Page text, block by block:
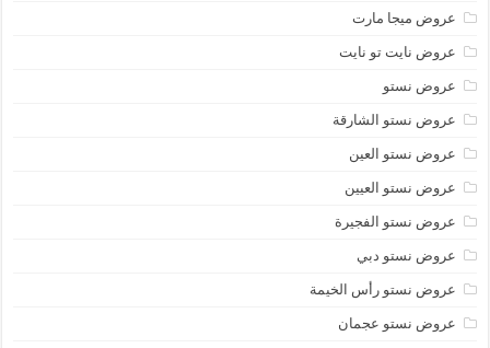
عروض ميجا مارت
عروض نايت تو نايت
عروض نستو
عروض نستو الشارقة
عروض نستو العين
عروض نستو العيين
عروض نستو الفجيرة
عروض نستو دبي
عروض نستو رأس الخيمة
عروض نستو عجمان